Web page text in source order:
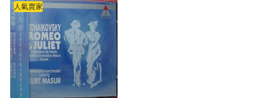
人氣賣家